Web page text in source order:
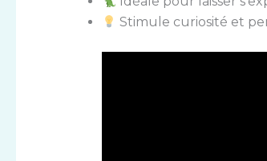
Stimule curiosité et